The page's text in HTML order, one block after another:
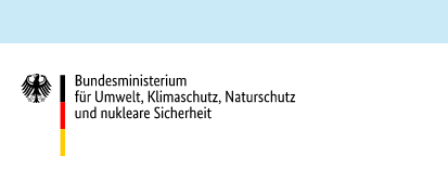
Hauptinhalt
springen
Suche
springen
Hauptnavigation
springen